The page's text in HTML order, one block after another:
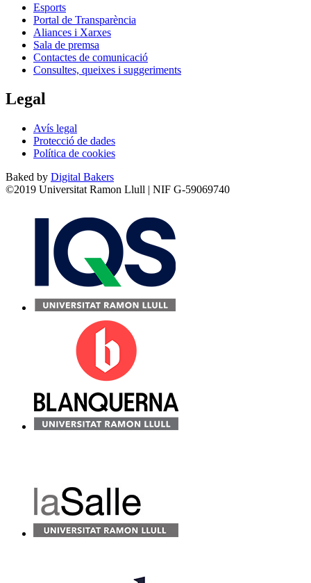
Esports
Portal de Transparència
Aliances i Xarxes
Sala de premsa
Contactes de comunicació
Consultes, queixes i suggeriments
Legal
Avís legal
Protecció de dades
Política de cookies
Baked by Digital Bakers
©2019 Universitat Ramon Llull | NIF G-59069740